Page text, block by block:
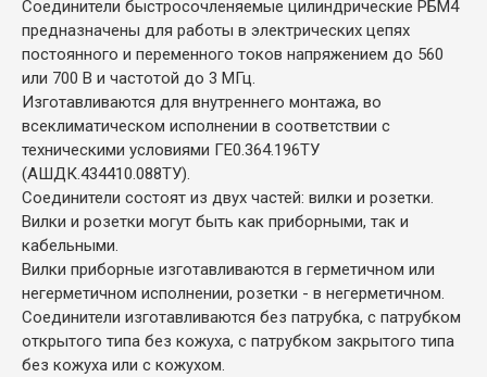
Соединители быстросочленяемые цилиндрические РБМ4
предназначены для работы в электрических цепях
постоянного и переменного токов напряжением до 560
или 700 В и частотой до 3 МГц.
Изготавливаются для внутреннего монтажа, во
всеклиматическом исполнении в соответствии с
техническими условиями ГЕ0.364.196ТУ
(АШДК.434410.088ТУ).
Соединители состоят из двух частей: вилки и розетки.
Вилки и розетки могут быть как приборными, так и
кабельными.
Вилки приборные изготавливаются в герметичном или
негерметичном исполнении, розетки - в негерметичном.
Соединители изготавливаются без патрубка, с патрубком
открытого типа без кожуха, с патрубком закрытого типа
без кожуха или с кожухом.